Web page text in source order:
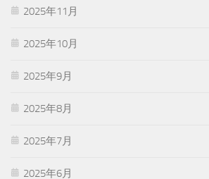
2025年11月
2025年10月
2025年9月
2025年8月
2025年7月
2025年6月